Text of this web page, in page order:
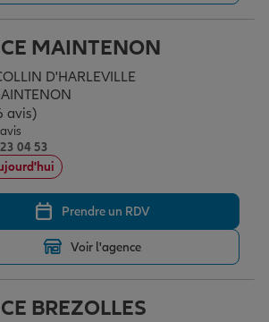
MAINTENON
D'HARLEVILLE
4.7 sur 5
avis)
04 53
Prendre un RDV
Voir l'agence
BREZOLLES